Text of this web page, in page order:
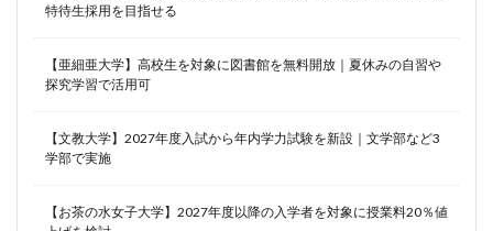
特待生採用を目指せる
【亜細亜大学】高校生を対象に図書館を無料開放｜夏休みの自習や
探究学習で活用可
【文教大学】2027年度入試から年内学力試験を新設｜文学部など3
学部で実施
【お茶の水女子大学】2027年度以降の入学者を対象に授業料20％値